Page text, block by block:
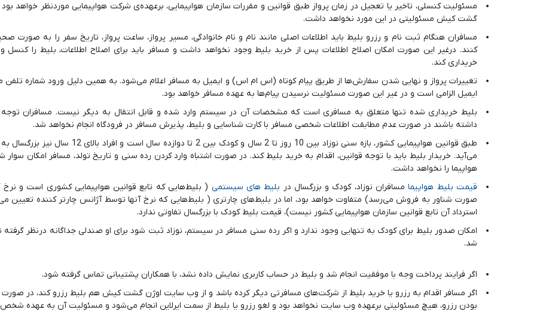
مسئولیت کنسلی،‌ تاخیر یا تعجیل در زمان پرواز طبق قوانین و مقررات سازمان هواپیمایی، برعهده‌ی شرکت هواپیمایی موردنظر خواهد
گشت کیش مسئولیتی در این مورد نخواهد داشت.
مسافران هنگام ثبت نام و رزرو بلیط باید اطلاعات اصلی مانند نام و نام خانوادگی،‌ مسیر پرواز، ساعت پرواز، تاریخ سفر را به صورت
کنند. درغیر این صورت امکان اصلاح اطلاعات پس از خرید بلیط وجود نخواهد داشت و مسافر باید برای اصلاح اطلاعات، بلیط را کنسل
خریداری کند.
تغییرات پرواز و نهایی شدن سفارش‌ها از طریق پیام کوتاه (اس ام اس) و ایمیل به مسافر اعلام می‌شود. به همین دلیل ورود شماره تلفن
ایمیل الزامی است و در غیر این صورت مسئولیت نرسیدن پیام‌ها به عهده مسافر خواهد بود.
بلیط خریداری شده تنها متعلق به مسافری است که مشخصات آن در سیستم وارد شده و قابل انتقال به دیگر نیست. مسافران توجه
داشته باشند در صورت عدم مطابقت اطلاعات شخصی مسافر با کارت شناسایی و بلیط، پذیرش مسافر در فرودگاه انجام نخواهد شد.
طبق قوانین هواپیمایی کشور، بازه سنی نوزاد بین 10 روز تا 2 سال و کودک بین 2 تا دوازده سال است و
می‌آید. خریدار بلیط باید با توجه قوانین، اقدام به خرید بلیط کند. در صورت اشتباه وارد کردن رده سنی و تاریخ تولد، مسافر امکان
هواپیما را نخواهد داشت.
قیمت بلیط هواپیمامسافران نوزاد، کودک و بزرگسال در بلیط های سیستمی ( بلیط‌هایی که تابع قوانین هواپیمایی کشوری است و نرخ
صورت شناور به فروش می‌رسد) متفاوت خواهد بود،‌ اما در بلیط‌های چارتری ( بلیط‌هایی که نرخ آنها توسط آژانس چارتر کننده تعیین
استرداد آن تابع قوانین سازمان هواپیمایی کشور نیست)، قیمت بلیط کودک با بزرگسال تفاوتی ندارد.
امکان صدور بلیط برای کودک به تنهایی وجود ندارد و اگر رده سنی مسافر در سیستم، نوزاد ثبت شود برای او صندلی جداگانه درنظر گرفته
شد.
اگر فرایند پرداخت وجه با موفقیت انجام شد و بلیط در حساب کاربری نمایش داده نشد، با همکاران پشتیبانی تماس گرفته شود.
اگر مسافر اقدام به رزرو یا خرید بلیط از شرکت‌های مسافرتی دیگر کرده باشد و از وب سایت اوژن گشت کیش هم بلیط رزرو کند،‌ در صورت
بودن رزرو، هیچ مسئولیتی برعهده وب سایت نخواهد بود و لغو رزرو یا بلیط از سمت ایرلاین انجام می‌شود و مسئولیت آن به عهده